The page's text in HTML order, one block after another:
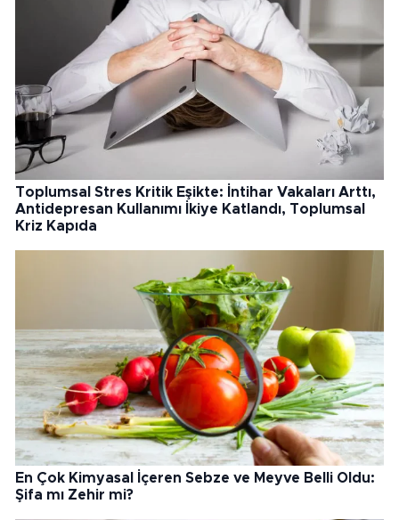
Toplumsal Stres Kritik Eşikte: İntihar Vakaları Arttı,
Antidepresan Kullanımı İkiye Katlandı, Toplumsal
Kriz Kapıda
En Çok Kimyasal İçeren Sebze ve Meyve Belli Oldu:
Şifa mı Zehir mi?